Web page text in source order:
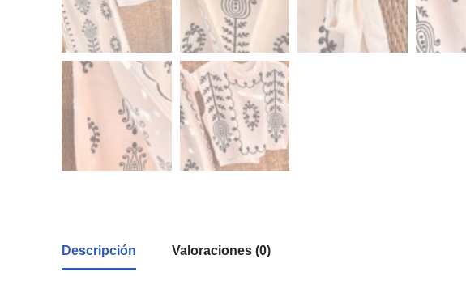
Descripción Valoraciones (0)